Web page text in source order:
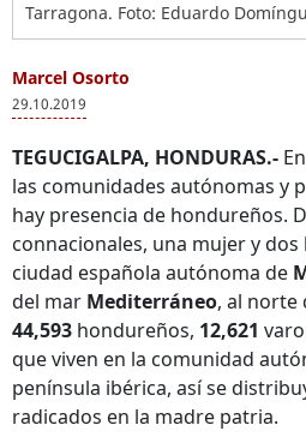
Tarragona. Foto: Eduardo
Marcel Osorto
29.10.2019
TEGUCIGALPA, HONDURAS.-
las comunidades autónomas y
hay presencia de hondureños.
connacionales, una mujer y
ciudad española autónoma de
del mar Mediterráneo, al norte
44,593 hondureños, 12,621
que viven en la comunidad
península ibérica, así se
radicados en la madre patria.